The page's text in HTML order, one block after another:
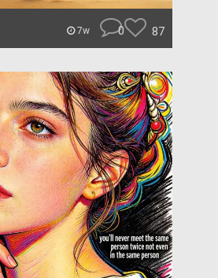
7w 0 87